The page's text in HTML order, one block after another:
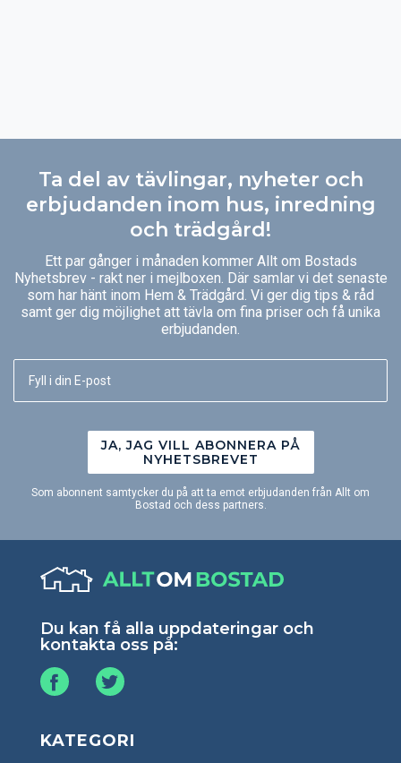
Ta del av tävlingar, nyheter och
erbjudanden inom hus, inredning
och trädgård!
Ett par gånger i månaden kommer Allt om Bostads
Nyhetsbrev - rakt ner i mejlboxen. Där samlar vi det senaste
som har hänt inom Hem & Trädgård. Vi ger dig tips & råd
samt ger dig möjlighet att tävla om fina priser och få unika
erbjudanden.
JA, JAG VILL ABONNERA PÅ
NYHETSBREVET
Som abonnent samtycker du på att ta emot erbjudanden från Allt om
Bostad och dess partners.
Du kan få alla uppdateringar och
kontakta oss på:
KATEGORI